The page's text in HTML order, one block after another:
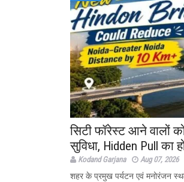
सिटी फॉरेस्ट आने वालों
सुविधा, Hidden Pull का
Kodand Garjana Aug 07, 2026
शहर के प्रमुख पर्यटन एवं मनोरंजन